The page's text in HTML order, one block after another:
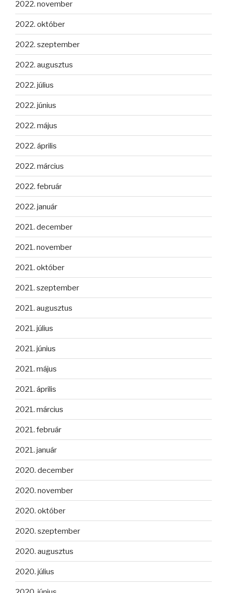
2022. november
2022. október
2022. szeptember
2022. augusztus
2022. július
2022. június
2022. május
2022. április
2022. március
2022. február
2022. január
2021. december
2021. november
2021. október
2021. szeptember
2021. augusztus
2021. július
2021. június
2021. május
2021. április
2021. március
2021. február
2021. január
2020. december
2020. november
2020. október
2020. szeptember
2020. augusztus
2020. július